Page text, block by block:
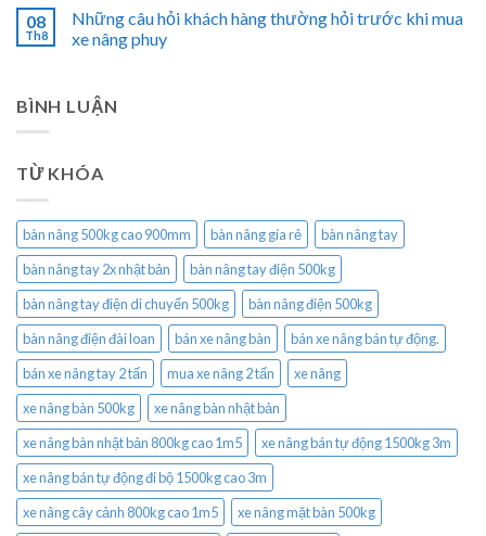
08
Th8
Những câu hỏi khách hàng thường hỏi trước khi mua
xe nâng phuy
BÌNH LUẬN
TỪ KHÓA
bàn nâng 500kg cao 900mm bàn nâng gía rẻ
bàn nâng tay
bàn nâng tay 2x nhật bản
bàn nâng tay điện 500kg
bàn nâng tay điện di chuyển 500kg
bàn nâng điện 500kg
bàn nâng điện đài loan
bán xe nâng bàn
bán xe nâng bán tự động.
bán xe nâng tay 2 tấn
mua xe nâng 2 tấn
xe nâng
xe nâng bàn 500kg
xe nâng bàn nhật bản
xe nâng bàn nhật bản 800kg cao 1m5
xe nâng bán tự động 1500kg 3m
xe nâng bán tự động đi bộ 1500kg cao 3m
xe nâng cây cảnh 800kg cao 1m5
xe nâng mặt bàn 500kg